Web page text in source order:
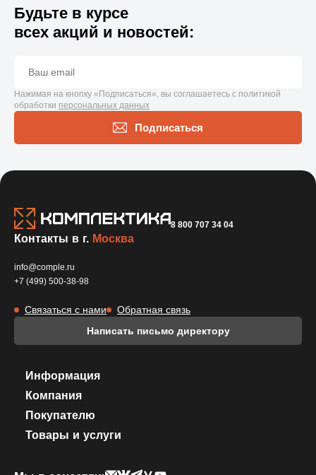
Будьте в курсе
всех акций и новостей:
Нажимая на кнопку «Подписаться», вы соглашаетесь с политикой
обработки персональных данных
Подписаться
8 800 707 34 04
Написать письмо директору
Информация
Компания
Покупателю
Товары и услуги
Контакты в г. Москва
info@comple.ru
+7 (499) 500-38-98
Связаться с нами Обратная связь